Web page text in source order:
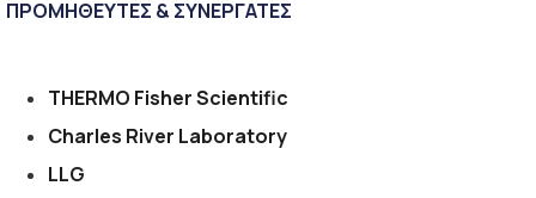
ΠΡΟΜΗΘΕΥΤΕΣ & ΣΥΝΕΡΓΑΤΕΣ
THERMO Fisher Scientific
Charles River Laboratory
LLG